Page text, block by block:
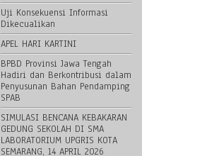
Uji Konsekuensi Informasi
Dikecualikan
APEL HARI KARTINI
BPBD Provinsi Jawa Tengah
Hadiri dan Berkontribusi dalam
Penyusunan Bahan Pendamping
SPAB
SIMULASI BENCANA KEBAKARAN
GEDUNG SEKOLAH DI SMA
LABORATORIUM UPGRIS KOTA
SEMARANG, 14 APRIL 2026